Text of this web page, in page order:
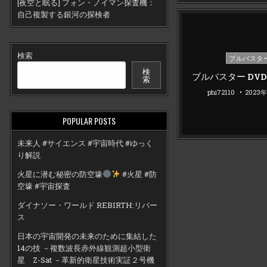
自己複製する銀河の探検者
検索
検
索
POPULAR POSTS
未来人 #サイエンス #宇宙時代 #ゆっく
り解説
火星に潜む秘密の防空壕
#火星 #防
空壕 #宇宙探査
ダイナソー・ワールド REBIRTH:リバー
ス
日本の宇宙開発の未来のために集結した
14の技 －複数波長赤外線観測超小型衛
星 Z-Sat －革新的衛星技術実証２号機
Posted
ブルバスタ
ブルバスター
phi72110 2023